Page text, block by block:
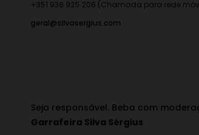
+351 936 925 206 (Chamada para rede
geral@silvasergius.com
Seja responsável. Beba com
Garrafeira Silva Sérgius